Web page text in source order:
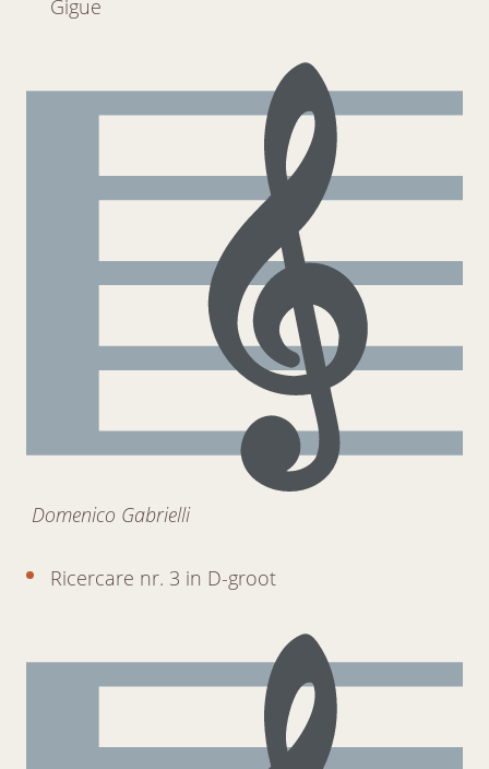
Gigue
Domenico Gabrielli
Ricercare nr. 3 in D-groot